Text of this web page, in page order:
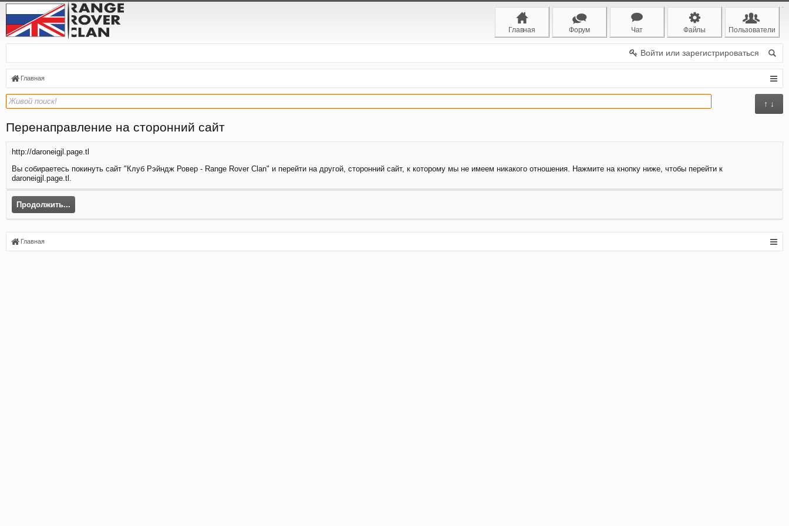
Главная Форум Чат Файлы Пользователи
Войти или зарегистрироваться
Главная
↑ ↓
Перенаправление на сторонний сайт
http://daroneigjl.page.tl
Вы собираетесь покинуть сайт "Клуб Рэйндж Ровер - Range Rover Clan" и перейти на другой, сторонний сайт, к которому мы не имеем никакого отношения. Нажмите на кнопку ниже, чтобы перейти к
daroneigjl.page.tl.
Продолжить...
Главная